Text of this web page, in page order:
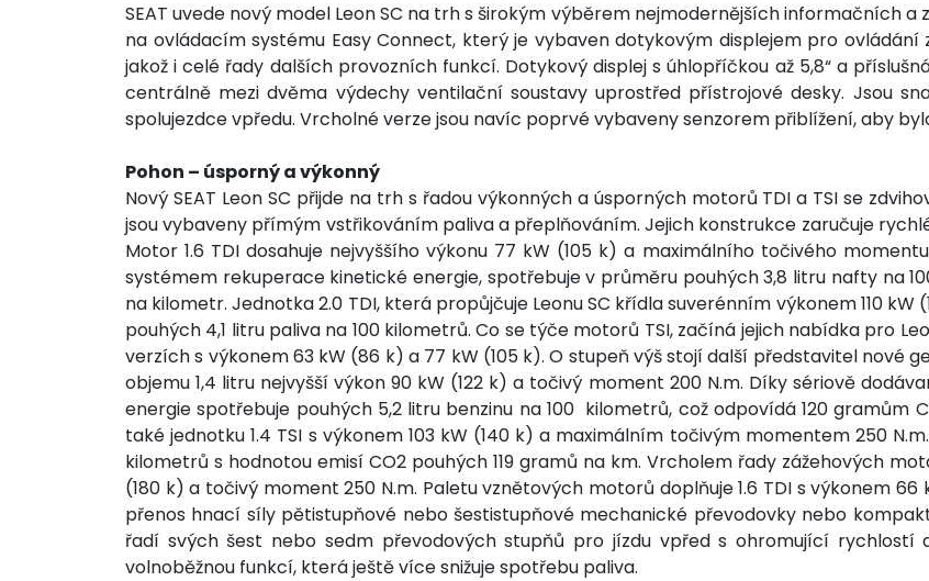
SEAT uvede nový model Leon SC na trh s širokým výběrem nejmodernějších informačních
na ovládacím systému Easy Connect, který je vybaven dotykovým displejem pro
jakož i celé řady dalších provozních funkcí. Dotykový displej s úhlopříčkou až 5,8“ a
centrálně mezi dvěma výdechy ventilační soustavy uprostřed přístrojové desky. Jsou
spolujezdce vpředu. Vrcholné verze jsou navíc poprvé vybaveny senzorem přiblížení, aby
Pohon – úsporný a výkonný
Nový SEAT Leon SC přijde na trh s řadou výkonných a úsporných motorů TDI a TSI se
jsou vybaveny přímým vstřikováním paliva a přeplňováním. Jejich konstrukce zaručuje
Motor 1.6 TDI dosahuje nejvyššího výkonu 77 kW (105 k) a maximálního točivého
systémem rekuperace kinetické energie, spotřebuje v průměru pouhých 3,8 litru nafty na
na kilometr. Jednotka 2.0 TDI, která propůjčuje Leonu SC křídla suverénním výkonem 110
pouhých 4,1 litru paliva na 100 kilometrů. Co se týče motorů TSI, začíná jejich nabídka pro
verzích s výkonem 63 kW (86 k) a 77 kW (105 k). O stupeň výš stojí další představitel nové
objemu 1,4 litru nejvyšší výkon 90 kW (122 k) a točivý moment 200 N.m. Díky sériově
energie spotřebuje pouhých 5,2 litru benzinu na 100 kilometrů, což odpovídá 120 gramům
také jednotku 1.4 TSI s výkonem 103 kW (140 k) a maximálním točivým momentem 250
kilometrů s hodnotou emisí CO2 pouhých 119 gramů na km. Vrcholem řady zážehových
(180 k) a točivý moment 250 N.m. Paletu vznětových motorů doplňuje 1.6 TDI s výkonem
přenos hnací síly pětistupňové nebo šestistupňové mechanické převodovky nebo
řadí svých šest nebo sedm převodových stupňů pro jízdu vpřed s ohromující rychlostí
volnoběžnou funkcí, která ještě více snižuje spotřebu paliva.